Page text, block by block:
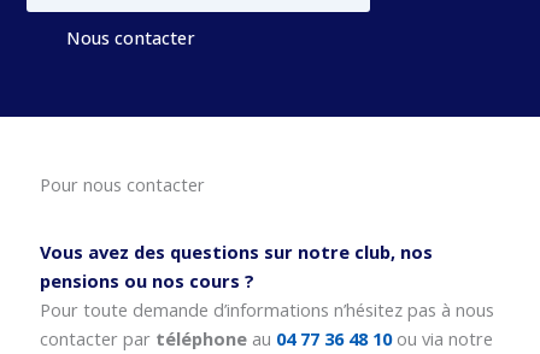
Nous contacter
Pour nous contacter
Vous avez des questions sur notre club, nos
pensions ou nos cours ?
Pour toute demande d’informations n’hésitez pas à nous
contacter par téléphoneau 04 77 36 48 10 ou via notre